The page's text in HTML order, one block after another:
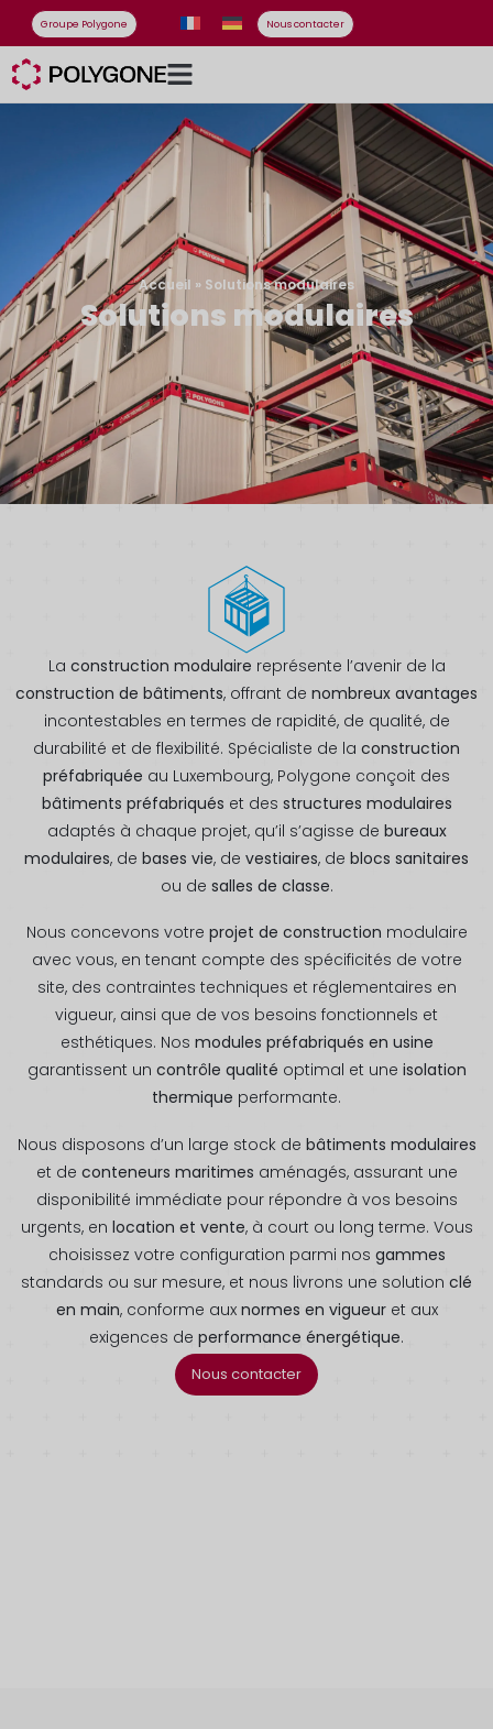
Groupe Polygone Nous contacter
Accueil » Solutions modulaires
Solutions modulaires
La construction modulaire représente l’avenir de la
construction de bâtiments, offrant de nombreux avantages
incontestables en termes de rapidité, de qualité, de
durabilité et de flexibilité. Spécialiste de la construction
préfabriquée au Luxembourg, Polygone conçoit des
bâtiments préfabriqués et des structures modulaires
adaptés à chaque projet, qu’il s’agisse de bureaux
modulaires, de bases vie, de vestiaires, de blocs sanitaires
ou de salles de classe.
Nous concevons votre projet de construction modulaire
avec vous, en tenant compte des spécificités de votre
site, des contraintes techniques et réglementaires en
vigueur, ainsi que de vos besoins fonctionnels et
esthétiques. Nos modules préfabriqués en usine
garantissent un contrôle qualité optimal et une isolation
thermique performante.
Nous disposons d’un large stock de bâtiments modulaires
et de conteneurs maritimes aménagés, assurant une
disponibilité immédiate pour répondre à vos besoins
urgents, en location et vente, à court ou long terme. Vous
choisissez votre configuration parmi nos gammes
standards ou sur mesure, et nous livrons une solution clé
en main, conforme aux normes en vigueuret aux
exigences de performance énergétique.
Nous contacter